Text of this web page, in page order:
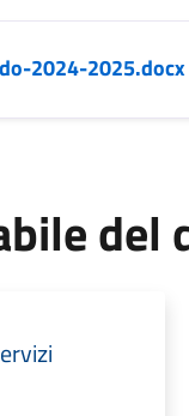
2024-2025.docx
del